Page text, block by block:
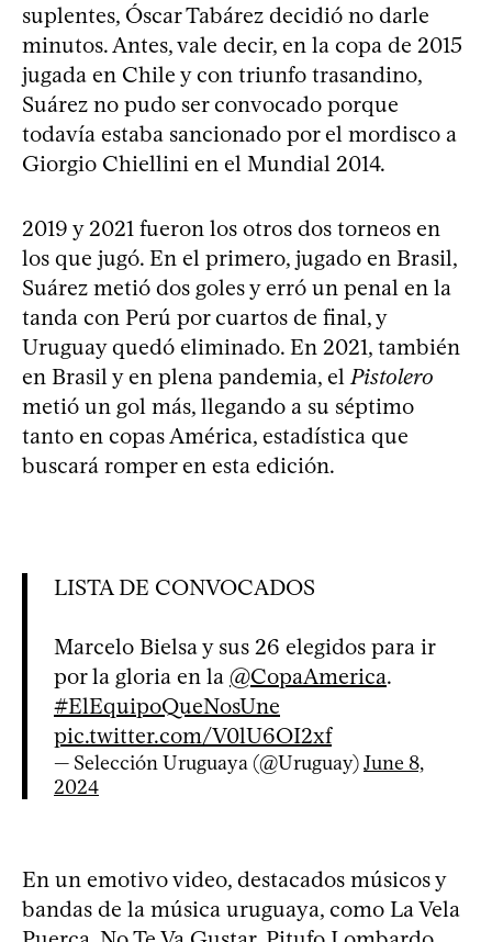
suplentes, Óscar Tabárez decidió no darle
minutos. Antes, vale decir, en la copa de 2015
jugada en Chile y con triunfo trasandino,
Suárez no pudo ser convocado porque
todavía estaba sancionado por el mordisco a
Giorgio Chiellini en el Mundial 2014.
2019 y 2021 fueron los otros dos torneos en
los que jugó. En el primero, jugado en Brasil,
Suárez metió dos goles y erró un penal en la
tanda con Perú por cuartos de final, y
Uruguay quedó eliminado. En 2021, también
en Brasil y en plena pandemia, el Pistolero
metió un gol más, llegando a su séptimo
tanto en copas América, estadística que
buscará romper en esta edición.
LISTA DE CONVOCADOS
Marcelo Bielsa y sus 26 elegidos para ir
por la gloria en la @CopaAmerica.
#ElEquipoQueNosUne
pic.twitter.com/V0lU6OI2xf
— Selección Uruguaya (@Uruguay)June 8,
2024
En un emotivo video, destacados músicos y
bandas de la música uruguaya, como La Vela